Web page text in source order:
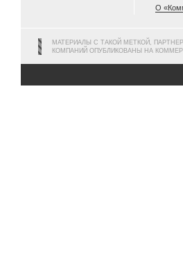
О
МАТЕРИАЛЫ С ТАКОЙ МЕТКОЙ,
КОМПАНИЙ ОПУБЛИКОВАНЫ НА